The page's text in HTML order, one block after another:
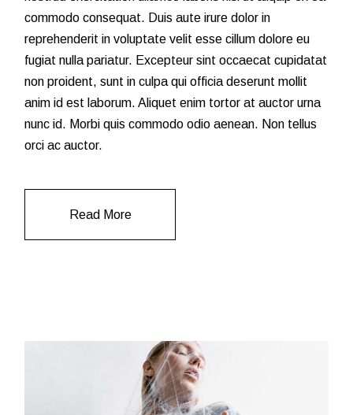
commodo consequat. Duis aute irure dolor in
reprehenderit in voluptate velit esse cillum dolore eu
fugiat nulla pariatur. Excepteur sint occaecat cupidatat
non proident, sunt in culpa qui officia deserunt mollit
anim id est laborum. Aliquet enim tortor at auctor urna
nunc id. Morbi quis commodo odio aenean. Non tellus
orci ac auctor.
Read More